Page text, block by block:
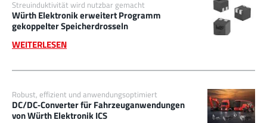
Streuinduktivität wird nutzbar gemacht
Würth Elektronik erweitert Programm
gekoppelter Speicherdrosseln
WEITERLESEN
Robust, effizient und anwendungsoptimiert
DC/DC‑Converter für Fahrzeuganwendungen
von Würth Elektronik ICS